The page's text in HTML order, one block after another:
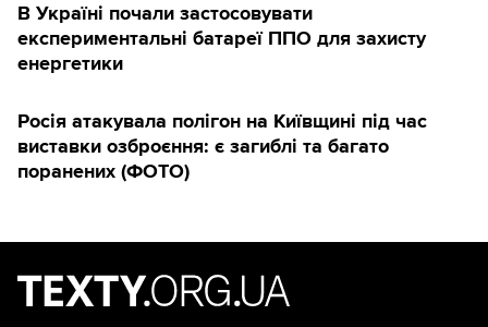
В Україні почали застосовувати
експериментальні батареї ППО для захисту
енергетики
Росія атакувала полігон на Київщині під час
виставки озброєння: є загиблі та багато
поранених (ФОТО)